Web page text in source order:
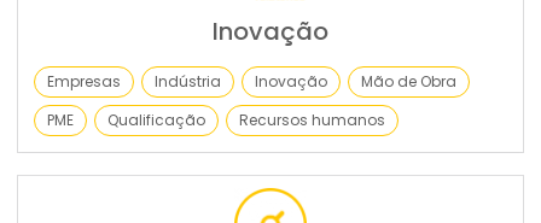
Inovação
Empresas Indústria Inovação
Mão de Obra
PME
Qualificação Recursos humanos